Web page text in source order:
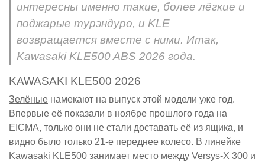
интересны именно такие, более лёгкие и
поджарые турэндуро, и KLE
возвращается вместе с ними. Итак,
Kawasaki KLE500 ABS 2026 года.
KAWASAKI KLE500 2026
Зелёные намекают на выпуск этой модели уже год.
Впервые её показали в ноябре прошлого года на
EICMA, только они не стали доставать её из ящика, и
видно было только 21-е переднее колесо. В линейке
Kawasaki KLE500 занимает место между Versys-X 300 и